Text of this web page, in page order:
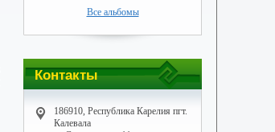
Все альбомы
Контакты
186910, Республика Карелия пгт.
Калевала